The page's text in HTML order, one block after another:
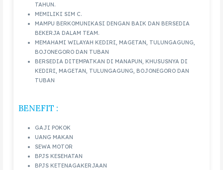
TAHUN.
MEMILIKI SIM C.
MAMPU BERKOMUNIKASI DENGAN BAIK DAN BERSEDIA
BEKERJA DALAM TEAM.
MEMAHAMI WILAYAH KEDIRI, MAGETAN, TULUNGAGUNG,
BOJONEGORO DAN TUBAN
BERSEDIA DITEMPATKAN DI MANAPUN, KHUSUSNYA DI
KEDIRI, MAGETAN, TULUNGAGUNG, BOJONEGORO DAN
TUBAN
BENEFIT :
GAJI POKOK
UANG MAKAN
SEWA MOTOR
BPJS KESEHATAN
BPJS KETENAGAKERJAAN